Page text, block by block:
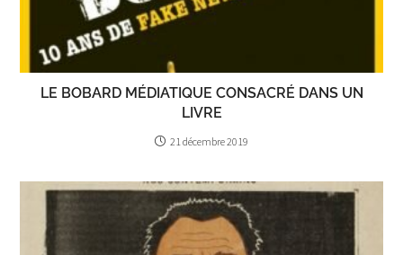
LE BOBARD MÉDIATIQUE CONSACRÉ DANS UN
LIVRE
21 décembre 2019